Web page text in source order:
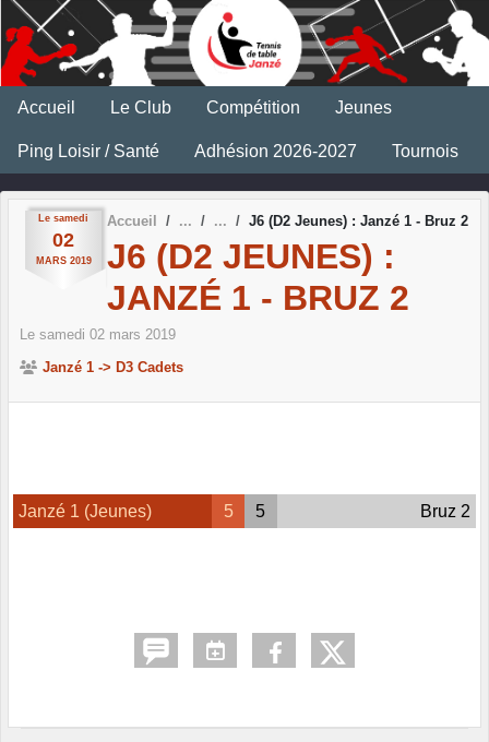
Accueil Le Club Compétition Jeunes
Ping Loisir / Santé Adhésion 2026-2027 Tournois
Le samedi
02
MARS 2019
Accueil J6 (D2 Jeunes) : Janzé 1 - Bruz 2
J6 (D2 JEUNES) :
JANZÉ 1 - BRUZ 2
Le samedi 02 mars 2019
Janzé 1 -> D3 Cadets
Janzé 1 (Jeunes) 5 5 Bruz 2
Panneau de gestion des cookies